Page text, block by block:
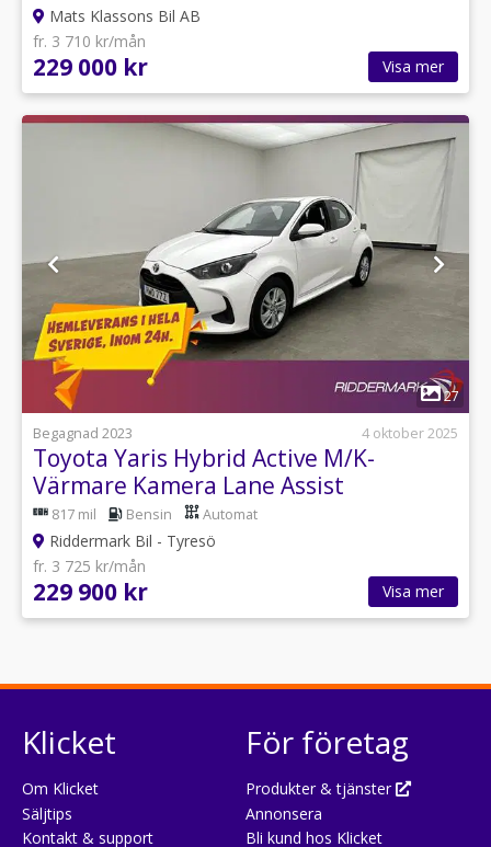
Mats Klassons Bil AB
fr. 3 710 kr/mån
229 000 kr Visa mer
27
Begagnad 2023
4 oktober 2025
Toyota Yaris Hybrid Active M/K-
Värmare Kamera Lane Assist
817 mil Bensin Automat
Riddermark Bil - Tyresö
fr. 3 725 kr/mån
229 900 kr Visa mer
Klicket
Om Klicket
Säljtips
Kontakt & support
För företag
Produkter & tjänster
Annonsera
Bli kund hos Klicket